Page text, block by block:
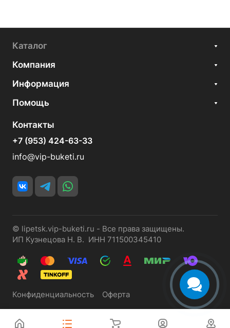
Каталог
Компания
Информация
Помощь
Контакты
+7 (953) 424-63-33
info@vip-buketi.ru
© lipetsk.vip-buketi.ru - Все права защищены.
ИП Кузнецова Н. В. ИНН 711500345410
Конфиденциальность Оферта